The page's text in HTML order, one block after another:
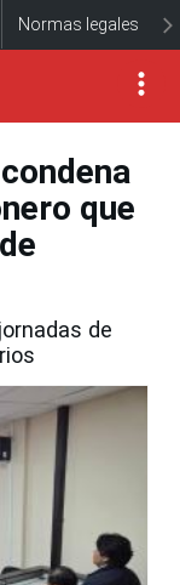
Normas legales
que
de